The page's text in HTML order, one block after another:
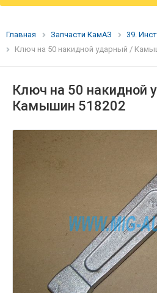
Главная Запчасти КамАЗ
39.
Ключ на 50 накидной ударный /
Ключ на 50 накидной
Камышин 518202